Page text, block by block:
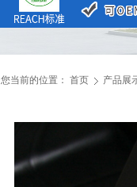
您当前的位置： 首页 产品展